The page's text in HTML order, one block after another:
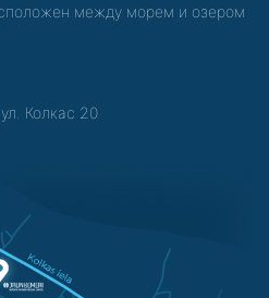
между морем и озером
Колкас 20